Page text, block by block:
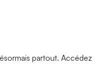
partout. Accédez